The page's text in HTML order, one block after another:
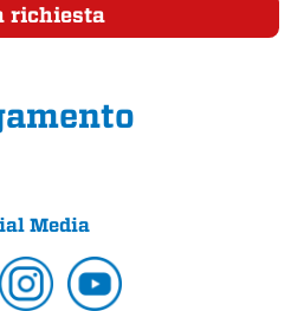
richiesta
Media